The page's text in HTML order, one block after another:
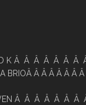
K Â Â Â Â Â Â Â
BRIOÂ Â Â Â Â Â Â
Â Â Â Â Â Â Â